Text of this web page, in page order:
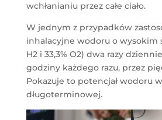
wchłanianiu przez całe ciało.
W jednym z przypadków
inhalacyjne wodoru o wysokim
H2 i 33,3% O2) dwa razy
godziny każdego razu, przez
Pokazuje to potencjał wodoru
długoterminowej.